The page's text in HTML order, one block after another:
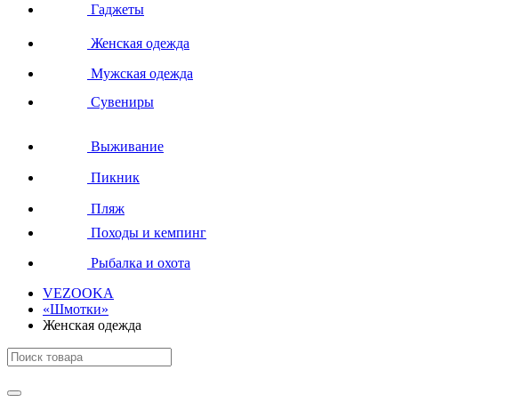
Гаджеты
Женская одежда
Мужская одежда
Сувениры
Выживание
Пикник
Пляж
Походы и кемпинг
Рыбалка и охота
VEZOOKA
«Шмотки»
Женская одежда